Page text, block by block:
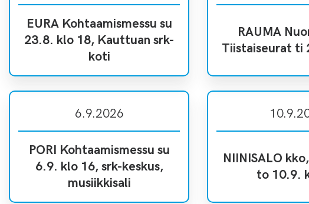
EURA Kohtaamismessu su
23.8. klo 18, Kauttuan srk-
koti
RAUMA
Tiistaiseurat ti
6.9.2026
PORI Kohtaamismessu su
6.9. klo 16, srk-keskus,
musiikkisali
NIINISALO
to 10.9.